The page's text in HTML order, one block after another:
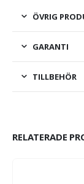
ÖVRIG
GARANTI
TILLBEHÖR
RELATERADE